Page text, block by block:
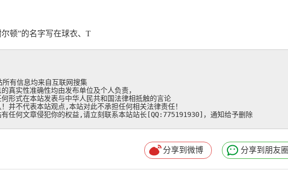
顿”的名字写在球衣、T
均来自互联网搜集
真实性准确性均由发布单位及个人负责，
形式在本站发表与中华人民共和国法律相抵触的言论
并不代表本站观点,本站对此不承担任何相关法律责任！
任何文章侵犯你的权益,请立刻联系本站站长[QQ:775191930]，通知给予删除
分享到微博 分享到朋友圈